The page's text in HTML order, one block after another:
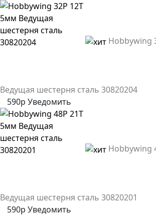
Hobbywing
Ведущая шестерня сталь 30820204
590р Уведомить
Hobbywing
Ведущая шестерня сталь 30820201
590р Уведомить